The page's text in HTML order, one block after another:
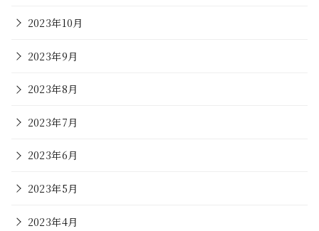
2023年10月
2023年9月
2023年8月
2023年7月
2023年6月
2023年5月
2023年4月